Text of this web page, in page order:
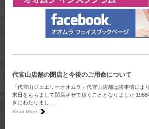
代官山店舗の閉店と今後のご用命について
「代官山ジュエリーオオムラ」代官山店舗は諸事情によ
末日をもちまして閉店させて頂くこととなりました
きにわたりまし …
Read More